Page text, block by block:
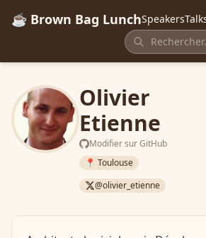
☕ Brown Bag LunchSpeakers
Olivier
Etienne
Modifier sur GitHub
📍 Toulouse
@olivier_etienne